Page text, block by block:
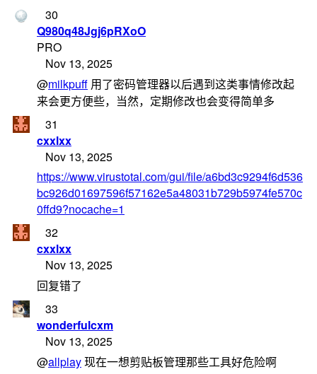
30
Q980q48Jgj6pRXoO
PRO
Nov 13, 2025
@milkpuff 用了密码管理器以后遇到这类事情修改起
来会更方便些，当然，定期修改也会变得简单多
31
cxxlxx
Nov 13, 2025
https://www.virustotal.com/gui/file/a6bd3c9294f6d536
bc926d01697596f57162e5a48031b729b5974fe570c
0ffd9?nocache=1
32
cxxlxx
Nov 13, 2025
回复错了
33
wonderfulcxm
Nov 13, 2025
@allplay现在一想剪贴板管理那些工具好危险啊